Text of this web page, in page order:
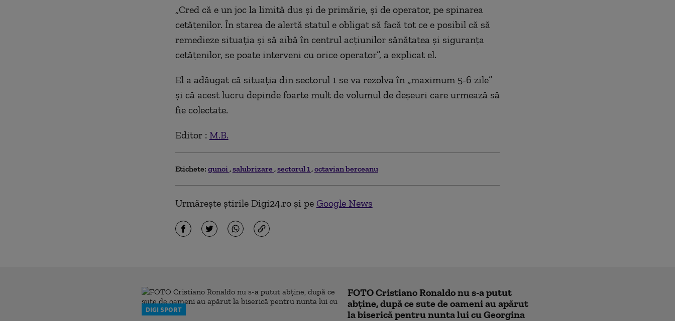
„Cred că e un joc la limită dus și de primărie, și de operator, pe spinarea
cetățenilor. În starea de alertă statul e obligat să facă tot ce e posibil că să
remedieze situația și să aibă în centrul acțiunilor sănătatea și siguranța
cetățenilor, se poate interveni cu orice operator”, a explicat el.
El a adăugat că situația din sectorul 1 se va rezolva în „maximum 5-6 zile”
și că acest lucru depinde foarte mult de volumul de deșeuri care urmează să
fie colectate.
Editor : M.B.
Etichete: gunoi salubrizare sectorul 1 octavian berceanu
Urmărește știrile Digi24.ro și pe Google News
DIGI SPORT
FOTO Cristiano Ronaldo nu s-a putut
abține, după ce sute de oameni au apărut
la biserică pentru nunta lui cu Georgina